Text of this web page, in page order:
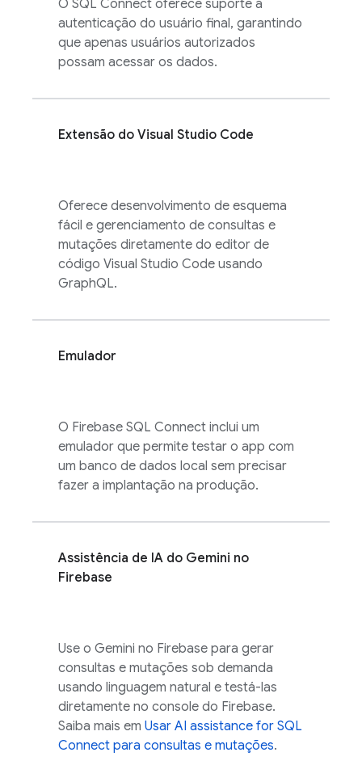
O SQL Connect oferece suporte à
autenticação do usuário final, garantindo
que apenas usuários autorizados
possam acessar os dados.
Extensão do Visual Studio Code
Oferece desenvolvimento de esquema
fácil e gerenciamento de consultas e
mutações diretamente do editor de
código Visual Studio Code usando
GraphQL.
Emulador
O Firebase SQL Connect inclui um
emulador que permite testar o app com
um banco de dados local sem precisar
fazer a implantação na produção.
Assistência de IA do Gemini no
Firebase
Use o Gemini no Firebase para gerar
consultas e mutações sob demanda
usando linguagem natural e testá-las
diretamente no console do Firebase.
Saiba mais em Usar AI assistance for SQL
Connect para consultas e mutações.